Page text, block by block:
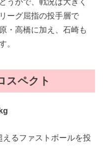
ーグ屈指の投手層で
・高橋に加え、石崎も
。
スペクト
るファストボールを投